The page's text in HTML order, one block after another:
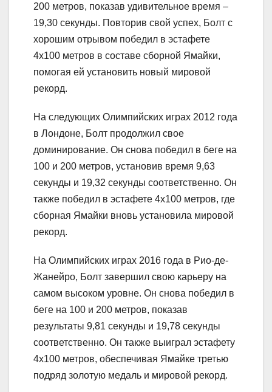
200 метров, показав удивительное время –
19,30 секунды. Повторив свой успех, Болт с
хорошим отрывом победил в эстафете
4х100 метров в составе сборной Ямайки,
помогая ей установить новый мировой
рекорд.
На следующих Олимпийских играх 2012 года
в Лондоне, Болт продолжил свое
доминирование. Он снова победил в беге на
100 и 200 метров, установив время 9,63
секунды и 19,32 секунды соответственно. Он
также победил в эстафете 4х100 метров, где
сборная Ямайки вновь установила мировой
рекорд.
На Олимпийских играх 2016 года в Рио-де-
Жанейро, Болт завершил свою карьеру на
самом высоком уровне. Он снова победил в
беге на 100 и 200 метров, показав
результаты 9,81 секунды и 19,78 секунды
соответственно. Он также выиграл эстафету
4х100 метров, обеспечивая Ямайке третью
подряд золотую медаль и мировой рекорд.